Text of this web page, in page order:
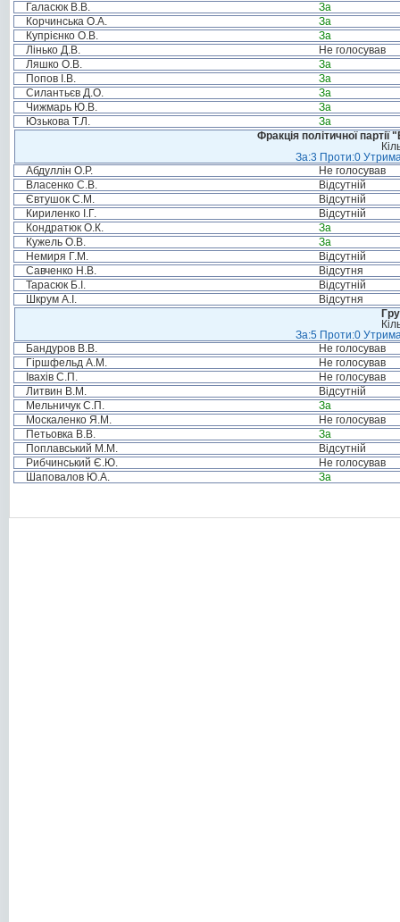
Галасюк В.В.
За
Корчинська О.А.
За
Купрієнко О.В.
За
Лінько Д.В.
Не голосував
Ляшко О.В.
За
Попов І.В.
За
Силантьєв Д.О.
За
Чижмарь Ю.В.
За
Юзькова Т.Л.
За
Фракція політичної
За:3 Проти:0
Абдуллін О.Р.
Не голосував
Власенко С.В.
Відсутній
Євтушок С.М.
Відсутній
Кириленко І.Г.
Відсутній
Кондратюк О.К.
За
Кужель О.В.
За
Немиря Г.М.
Відсутній
Савченко Н.В.
Відсутня
Тарасюк Б.І.
Відсутній
Шкрум А.І.
Відсутня
За:5 Проти:0
Бандуров В.В.
Не голосував
Гіршфельд А.М.
Не голосував
Івахів С.П.
Не голосував
Литвин В.М.
Відсутній
Мельничук С.П.
За
Москаленко Я.М.
Не голосував
Петьовка В.В.
За
Поплавський М.М.
Відсутній
Рибчинський Є.Ю.
Не голосував
Шаповалов Ю.А.
За